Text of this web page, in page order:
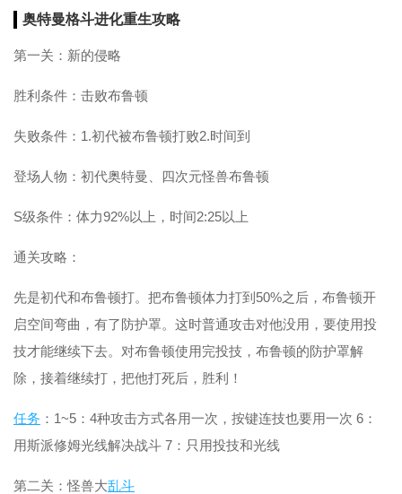
奥特曼格斗进化重生攻略
第一关：新的侵略
胜利条件：击败布鲁顿
失败条件：1.初代被布鲁顿打败2.时间到
登场人物：初代奥特曼、四次元怪兽布鲁顿
S级条件：体力92%以上，时间2:25以上
通关攻略：
先是初代和布鲁顿打。把布鲁顿体力打到50%之后，布鲁顿开
启空间弯曲，有了防护罩。这时普通攻击对他没用，要使用投
技才能继续下去。对布鲁顿使用完投技，布鲁顿的防护罩解
除，接着继续打，把他打死后，胜利！
任务 ：1~5：4种攻击方式各用一次，按键连技也要用一次 6：
用斯派修姆光线解决战斗 7：只用投技和光线
第二关：怪兽大乱斗